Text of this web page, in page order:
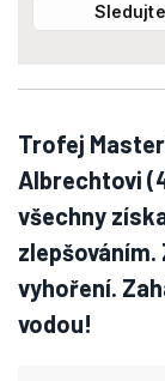
Trofej
Albrechtovi
všechny
vyhoření.
vodou!